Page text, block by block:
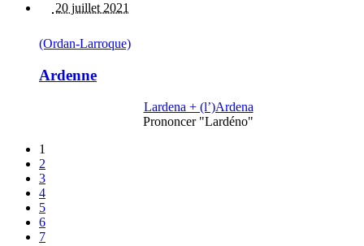
20 juillet 2021
(Ordan-Larroque)
Ardenne
Lardena + (l’)Ardena
Prononcer "Lardéno"
1
2
3
4
5
6
7